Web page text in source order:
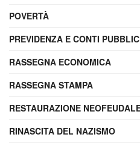
POVERTÀ
PREVIDENZA E CONTI
RASSEGNA ECONOMICA
RASSEGNA STAMPA
RESTAURAZIONE
RINASCITA DEL NAZISMO